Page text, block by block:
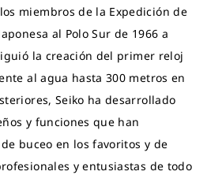
miembros de la Expedición de
al Polo Sur de 1966 a
la creación del primer reloj
al agua hasta 300 metros en
Seiko ha desarrollado
y funciones que han
buceo en los favoritos y de
y entusiastas de todo